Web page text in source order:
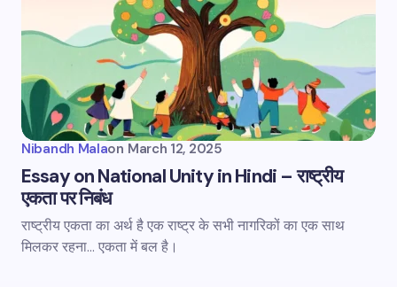
Nibandh Malaon March 12, 2025
Essay on National Unity in Hindi – राष्ट्रीय
एकता पर निबंध
राष्ट्रीय एकता का अर्थ है एक राष्ट्र के सभी नागरिकों का एक साथ
मिलकर रहना... एकता में बल है।